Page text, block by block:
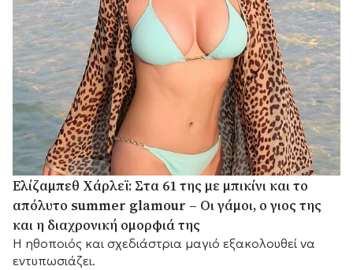
Ελίζαμπεθ Χάρλεϊ: Στα 61 της με μπικίνι και το
απόλυτο summer glamour – Οι γάμοι, ο γιος της
και η διαχρονική ομορφιά της
Η ηθοποιός και σχεδιάστρια μαγιό εξακολουθεί να
εντυπωσιάζει.